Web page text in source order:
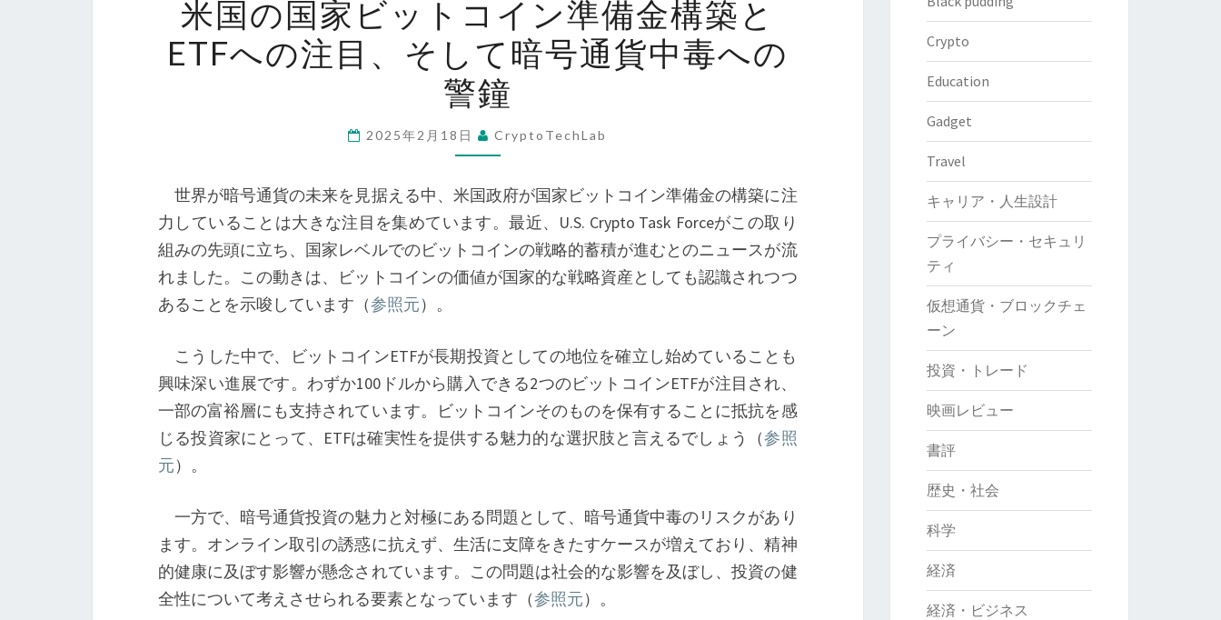
国
の
国
家
ビ
ッ
コ
イ
ン
準
金
構
築
と
ETF
の
注
目、
そ
米国の国家ビットコイン準備金構築と
ETFへの注目、そして暗号通貨中毒への
警鐘
2025年2月18日 CryptoTechLab
世界が暗号通貨の未来を見据える中、米国政府が国家ビットコイン準備金の構築に注
力していることは大きな注目を集めています。最近、U.S. Crypto Task Forceがこの取り
組みの先頭に立ち、国家レベルでのビットコインの戦略的蓄積が進むとのニュースが流
れました。この動きは、ビットコインの価値が国家的な戦略資産としても認識されつつ
あることを示唆しています（参照元）。
こうした中で、ビットコインETFが長期投資としての地位を確立し始めていることも
興味深い進展です。わずか100ドルから購入できる2つのビットコインETFが注目され、
一部の富裕層にも支持されています。ビットコインそのものを保有することに抵抗を感
じる投資家にとって、ETFは確実性を提供する魅力的な選択肢と言えるでしょう（参照
元）。
一方で、暗号通貨投資の魅力と対極にある問題として、暗号通貨中毒のリスクがあり
ます。オンライン取引の誘惑に抗えず、生活に支障をきたすケースが増えており、精神
的健康に及ぼす影響が懸念されています。この問題は社会的な影響を及ぼし、投資の健
全性について考えさせられる要素となっています（参照元）。
Crypto
Education
Gadget
Travel
キャリア・人生設計
プライバシー・セキュリ
ティ
仮想通貨・ブロックチェ
ーン
投資・トレード
映画レビュー
書評
歴史・社会
科学
経済
経済・ビジネス